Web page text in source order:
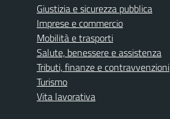
Giustizia e sicurezza pubblica
Imprese e commercio
Mobilità e trasporti
Salute, benessere e assistenza
Tributi, finanze e contravvenzioni
Turismo
Vita lavorativa